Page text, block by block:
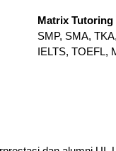
Matrix Tutoring
SMP, SMA,
IELTS, TOEFL,